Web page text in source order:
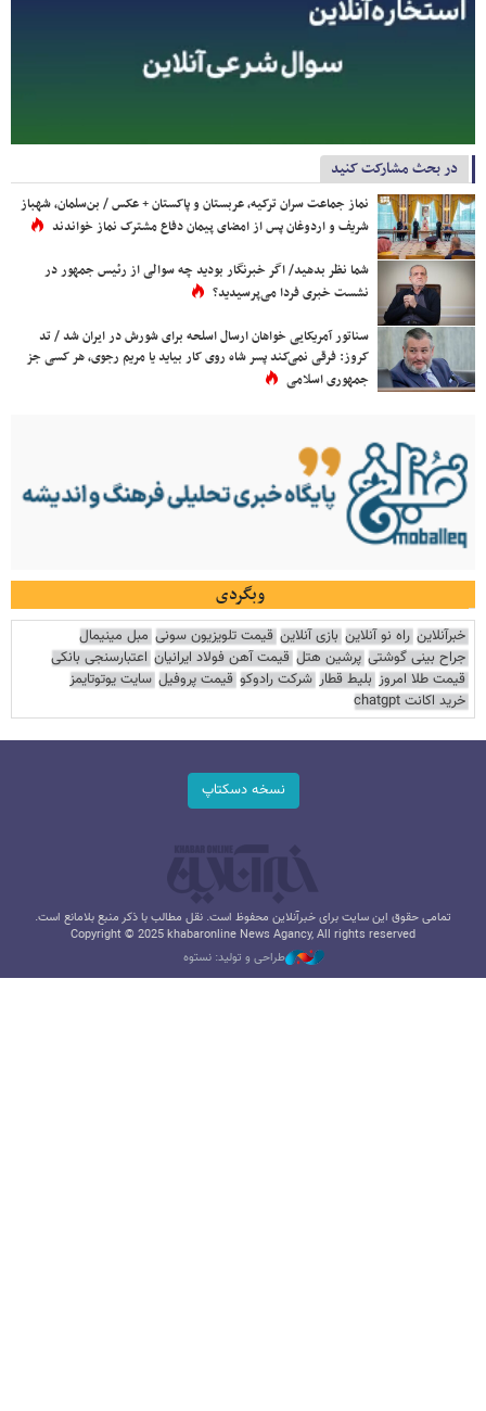
در بحث مشارکت کنید
نماز جماعت سران ترکیه، عربستان و پاکستان + عکس / بن‌سلمان، شهباز
شریف و اردوغان پس از امضای پیمان دفاع مشترک نماز خواندند
شما نظر بدهید/ اگر خبرنگار بودید چه سوالی از رئیس جمهور در
نشست خبری فردا می‌پرسیدید؟
سناتور آمریکایی خواهان ارسال اسلحه برای شورش در ایران شد / تد
کروز: فرقی نمی‌کند پسر شاه روی کار بیاید یا مریم رجوی، هر کسی جز
جمهوری اسلامی
وبگردی
خبرآنلاین راه نو آنلاین بازی آنلاین قیمت تلویزیون سونی مبل مینیمال
جراح بینی گوشتی پرشین هتل قیمت آهن فولاد ایرانیان اعتبارسنجی بانکی
قیمت طلا امروز بلیط قطار شرکت رادوکو قیمت پروفیل سایت یوتوتایمز
خرید اکانت chatgpt
نسخه دسکتاپ
تمامی حقوق این سایت برای خبرآنلاین محفوظ است. نقل مطالب با ذکر منبع بلامانع است.
Copyright © 2025 khabaronline News Agancy, All rights reserved
طراحی و تولید: نستوه